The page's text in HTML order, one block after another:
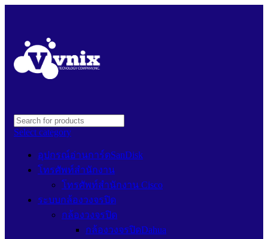
Select category
อุปกรณ์อ่านการ์ดSanDisk
โทรศัพท์สำนักงาน
โทรศัพท์สำนักงาน Cisco
ระบบกล้องวงจรปิด
กล้องวงจรปิด
กล้องวงจรปิดDahua